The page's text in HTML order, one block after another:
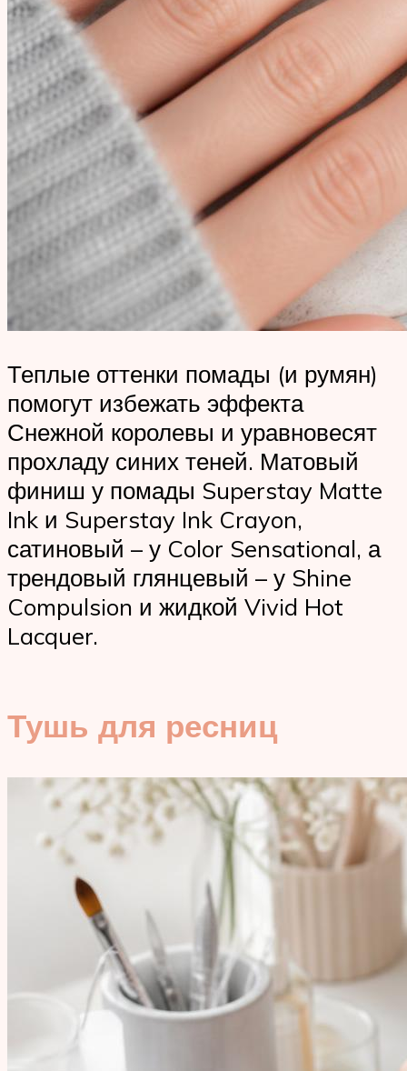
Теплые оттенки помады (и румян)
помогут избежать эффекта
Снежной королевы и уравновесят
прохладу синих теней. Матовый
финиш у помады Superstay Matte
Ink и Superstay Ink Crayon,
сатиновый – у Color Sensational, а
трендовый глянцевый – у Shine
Compulsion и жидкой Vivid Hot
Lacquer.
Тушь для ресниц